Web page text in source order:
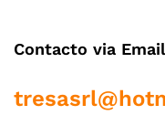
Contacto via